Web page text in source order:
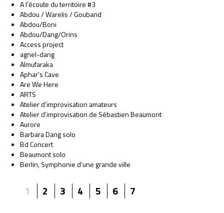
A l’écoute du territoire #3
Abdou / Warelis / Gouband
Abdou/Boni
Abdou/Dang/Orins
Access project
agnel-dang
Almufaraka
Aphar’s Cave
Are We Here
ARTS
Atelier d’improvisation amateurs
Atelier d’improvisation de Sébastien Beaumont
Aurore
Barbara Dang solo
Bd Concert
Beaumont solo
Berlin, Symphonie d’une grande ville
1 2 3 4 5 6 7